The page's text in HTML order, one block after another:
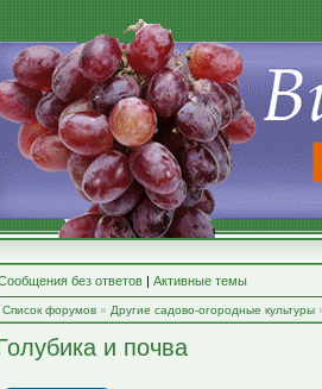
без ответов | Активные темы
Список форумов » Другие садово-огородные культуры
и почва